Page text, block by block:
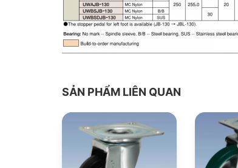
SẢN PHẨM LIÊN QUAN